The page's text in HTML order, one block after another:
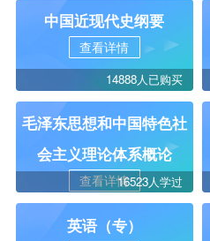
中国近现代史纲要
查看详情
14888人已购买
毛泽东思想和中国特色社
会主义理论体系概论
查看详情16523人学过
英语（专）